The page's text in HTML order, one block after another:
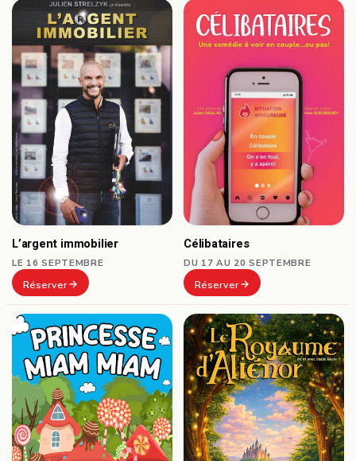
L’argent immobilier
LE 16 SEPTEMBRE
Réserver
Célibataires
DU 17 AU 20 SEPTEMBRE
Réserver